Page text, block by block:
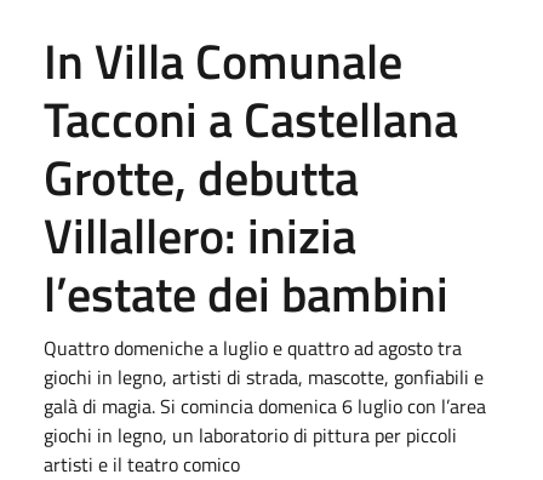
In Villa Comunale
Tacconi a Castellana
Grotte, debutta
Villallero: inizia
l’estate dei bambini
Quattro domeniche a luglio e quattro ad agosto tra
giochi in legno, artisti di strada, mascotte, gonfiabili e
galà di magia. Si comincia domenica 6 luglio con l’area
giochi in legno, un laboratorio di pittura per piccoli
artisti e il teatro comico